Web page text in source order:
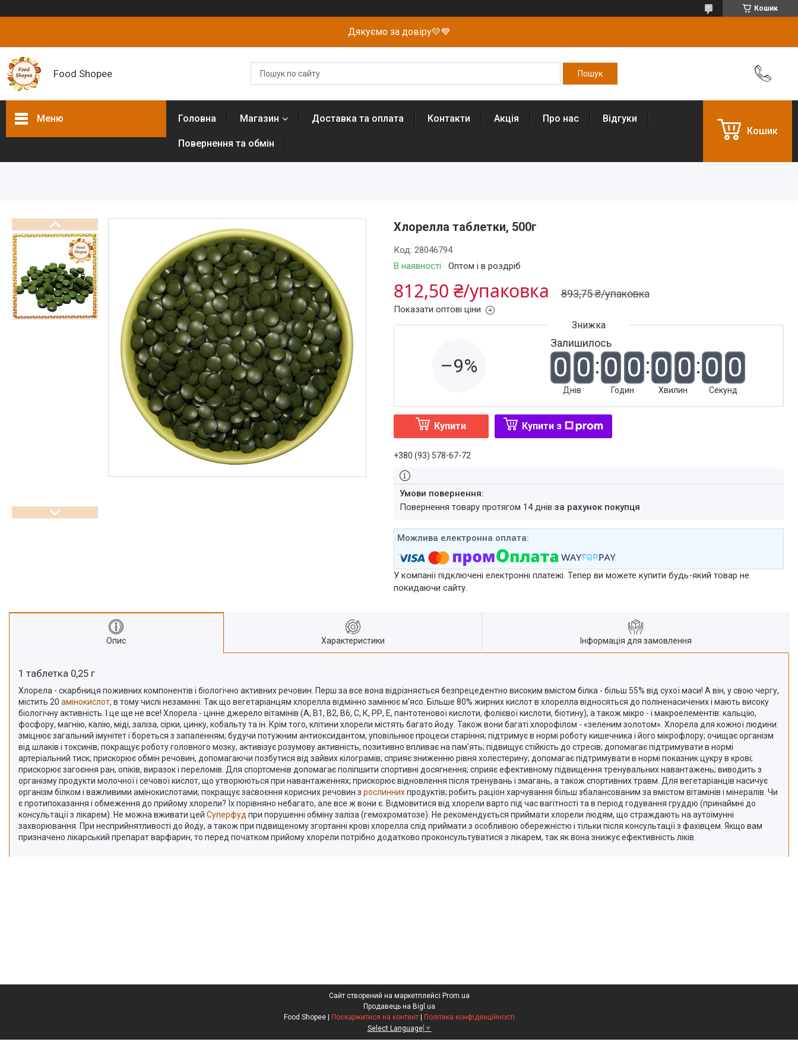
Кошик
Дякуємо за довіру💛💙
Food Shopee
Меню
Борошно різних культур (без
глютенове)
Цукрозамінники,
підсолоджувачі
Суперфуды
Рослинні олії першого
холодного віджиму
Спеції, прянощі, приправи
Крупи, насіння, бобові
Головна Магазин Доставка та оплата Контакти Акція Про нас Відгуки
Повернення та обмін
Кошик
Хлорелла таблетки, 500г
В наявності Оптом і в роздріб
Код: 28046794
893,75 ₴/упаковка
812,50 ₴/упаковка
Показати оптові ціни
–9%
Залишилось
0 0
Днів
0 0
Годин
0 0
Хвилин
0 0
Секунд
Купити Купити з
+380 (93) 578-67-72
повернення товару протягом 14 днів за рахунок покупця
У компанії підключені електронні платежі. Тепер ви можете купити будь-який товар не
покидаючи сайту.
Опис Характеристики Інформація для замовлення
1 таблетка 0,25 г
Хлорела - скарбниця поживних компонентів і біологічно активних речовин. Перш за все вона відрізняється безпрецедентно високим вмістом білка - більш 55% від сухої маси! А він, у свою чергу,
містить 20 амінокислот, в тому числі незамінні. Так що вегетаріанцям хлорелла відмінно замінює м'ясо. Більше 80% жирних кислот в хлорелла відносяться до поліненасичених і мають високу
біологічну активність. І це ще не все! Хлорела - цінне джерело вітамінів (А, В1, В2, В6, С, К, РР, Е, пантотенової кислоти, фолієвої кислоти, біотину), а також мікро - і макроелементів: кальцію,
фосфору, магнію, калію, міді, заліза, сірки, цинку, кобальту та ін. Крім того, клітини хлорели містять багато йоду. Також вони багаті хлорофілом - «зеленим золотом». Хлорела для кожної людини:
зміцнює загальний імунітет і бореться з запаленням; будучи потужним антиоксидантом, уповільнює процеси старіння; підтримує в нормі роботу кишечника і його мікрофлору; очищає організм
від шлаків і токсинів; покращує роботу головного мозку, активізує розумову активність, позитивно впливає на пам'ять; підвищує стійкість до стресів; допомагає підтримувати в нормі
артеріальний тиск; прискорює обмін речовин, допомагаючи позбутися від зайвих кілограмів; сприяє зниженню рівня холестерину; допомагає підтримувати в нормі показник цукру в крові;
прискорює загоєння ран, опіків, виразок і переломів. Для спортсменів допомагає поліпшити спортивні досягнення; сприяє ефективному підвищення тренувальних навантажень; виводить з
організму продукти молочної і сечової кислот, що утворюються при навантаженнях; прискорює відновлення після тренувань і змагань, а також спортивних травм. Для вегетаріанців насичує
організм білком і важливими амінокислотами; покращує засвоєння корисних речовин з рослиннихпродуктів; робить раціон харчування більш збалансованим за вмістом вітамінів і мінералів. Чи
є протипоказання і обмеження до прийому хлорели? Їх порівняно небагато, але все ж вони є. Відмовитися від хлорели варто під час вагітності та в період годування груддю (принаймні до
консультації з лікарем). Не можна вживати цей Суперфуд при порушенні обміну заліза (гемохроматозе). Не рекомендується приймати хлорели людям, що страждають на аутоімунні
захворювання. При несприйнятливості до йоду, а також при підвищеному згортанні крові хлорелла слід приймати з особливою обережністю і тільки після консультації з фахівцем. Якщо вам
призначено лікарський препарат варфарин, то перед початком прийому хлорели потрібно додатково проконсультуватися з лікарем, так як вона знижує ефективність ліків.
Сайт створений на маркетплейсі Prom.ua
Продавець на Bigl.ua
Поскаржитися на контент
Політика конфіденційності
Select Language ▼